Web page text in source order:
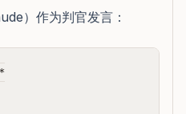
）作为判官发言：